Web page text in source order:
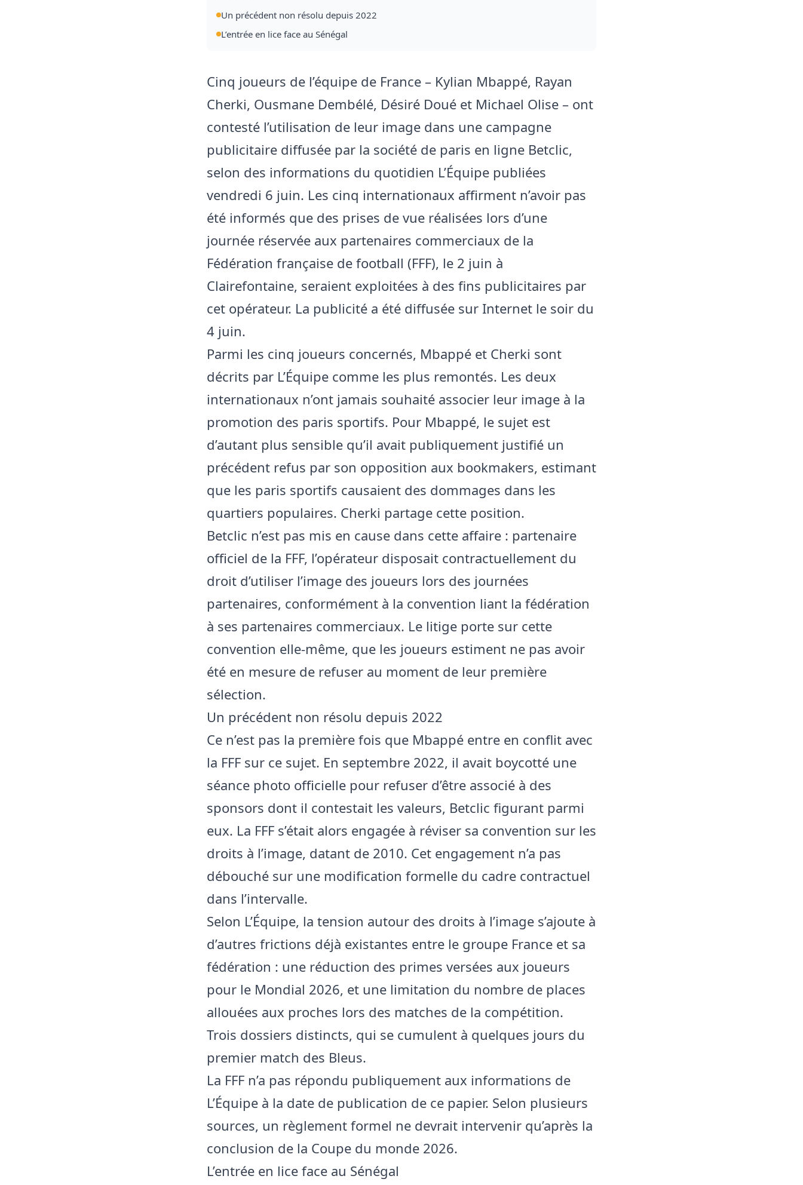
Un précédent non résolu depuis 2022
L’entrée en lice face au Sénégal
Cinq joueurs de l’équipe de France – Kylian Mbappé, Rayan
Cherki, Ousmane Dembélé, Désiré Doué et Michael Olise – ont
contesté l’utilisation de leur image dans une campagne
publicitaire diffusée par la société de paris en ligne Betclic,
selon des informations du quotidien L’Équipe publiées
vendredi 6 juin. Les cinq internationaux affirment n’avoir pas
été informés que des prises de vue réalisées lors d’une
journée réservée aux partenaires commerciaux de la
Fédération française de football (FFF), le 2 juin à
Clairefontaine, seraient exploitées à des fins publicitaires par
cet opérateur. La publicité a été diffusée sur Internet le soir du
4 juin.
Parmi les cinq joueurs concernés, Mbappé et Cherki sont
décrits par L’Équipe comme les plus remontés. Les deux
internationaux n’ont jamais souhaité associer leur image à la
promotion des paris sportifs. Pour Mbappé, le sujet est
d’autant plus sensible qu’il avait publiquement justifié un
précédent refus par son opposition aux bookmakers, estimant
que les paris sportifs causaient des dommages dans les
quartiers populaires. Cherki partage cette position.
Betclic n’est pas mis en cause dans cette affaire : partenaire
officiel de la FFF, l’opérateur disposait contractuellement du
droit d’utiliser l’image des joueurs lors des journées
partenaires, conformément à la convention liant la fédération
à ses partenaires commerciaux. Le litige porte sur cette
convention elle-même, que les joueurs estiment ne pas avoir
été en mesure de refuser au moment de leur première
sélection.
Un précédent non résolu depuis 2022
Ce n’est pas la première fois que Mbappé entre en conflit avec
la FFF sur ce sujet. En septembre 2022, il avait boycotté une
séance photo officielle pour refuser d’être associé à des
sponsors dont il contestait les valeurs, Betclic figurant parmi
eux. La FFF s’était alors engagée à réviser sa convention sur les
droits à l’image, datant de 2010. Cet engagement n’a pas
débouché sur une modification formelle du cadre contractuel
dans l’intervalle.
Selon L’Équipe, la tension autour des droits à l’image s’ajoute à
d’autres frictions déjà existantes entre le groupe France et sa
fédération : une réduction des primes versées aux joueurs
pour le Mondial 2026, et une limitation du nombre de places
allouées aux proches lors des matches de la compétition.
Trois dossiers distincts, qui se cumulent à quelques jours du
premier match des Bleus.
La FFF n’a pas répondu publiquement aux informations de
L’Équipe à la date de publication de ce papier. Selon plusieurs
sources, un règlement formel ne devrait intervenir qu’après la
conclusion de la Coupe du monde 2026.
L’entrée en lice face au Sénégal